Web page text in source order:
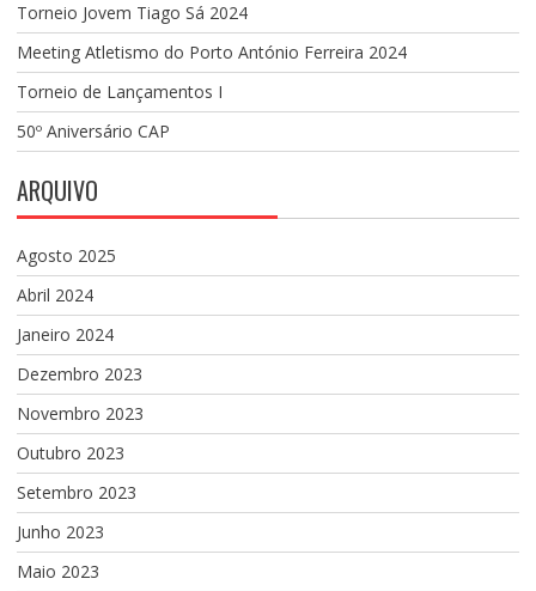
Torneio Jovem Tiago Sá 2024
Meeting Atletismo do Porto António Ferreira 2024
Torneio de Lançamentos I
50º Aniversário CAP
ARQUIVO
Agosto 2025
Abril 2024
Janeiro 2024
Dezembro 2023
Novembro 2023
Outubro 2023
Setembro 2023
Junho 2023
Maio 2023